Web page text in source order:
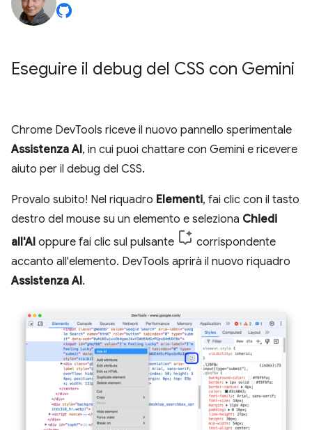
Eseguire il debug del CSS con Gemini
Chrome DevTools riceve il nuovo pannello sperimentale
Assistenza AI, in cui puoi chattare con Gemini e ricevere
aiuto per il debug del CSS.
Provalo subito! Nel riquadro Elementi, fai clic con il tasto
destro del mouse su un elemento e seleziona Chiedi
all'AI oppure fai clic sul pulsante
corrispondente
accanto all'elemento. DevTools aprirà il nuovo riquadro
Assistenza AI.